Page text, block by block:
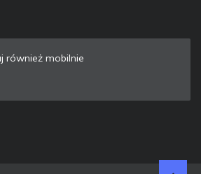
również mobilnie